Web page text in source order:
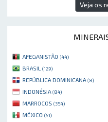
Veja os
AFEGANISTÃO (44)
BRASIL (129)
REPÚBLICA DOMINICANA (8)
INDONÉSIA (84)
MARROCOS (354)
MÉXICO (51)